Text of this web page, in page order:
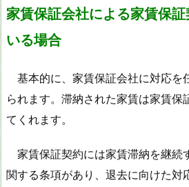
家賃保証会社による家賃保
いる場合
基本的に、家賃保証会社に対応を
られます。滞納された家賃は家賃保
てくれます。
家賃保証契約には家賃滞納を継続
関する条項があり、退去に向けた対